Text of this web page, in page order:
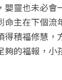
嬰靈也未必會
命主在下個流
得積福修慧，
夠的福報，小